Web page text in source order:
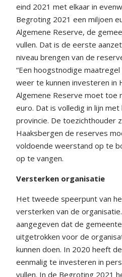
eind 2021 met elkaar in
Begroting 2021 een miljoen
Algemene Reserve, de
vullen. Dat is de eerste
niveau brengen van de
“Een hoogstnodige
weer te kunnen investeren in
Algemene Reserve moet toe
euro. Dat is volledig in lijn
provincie. De toezichthouder
Haaksbergen de reserves
voldoende weerstand op te
op te vangen.
Versterken organisatie
Het tweede speerpunt van
versterken van de
aangegeven dat de
uitgetrokken voor de
kunnen doen. In 2020 heeft
eenmalig te investeren in
vullen. In de Begroting 2021